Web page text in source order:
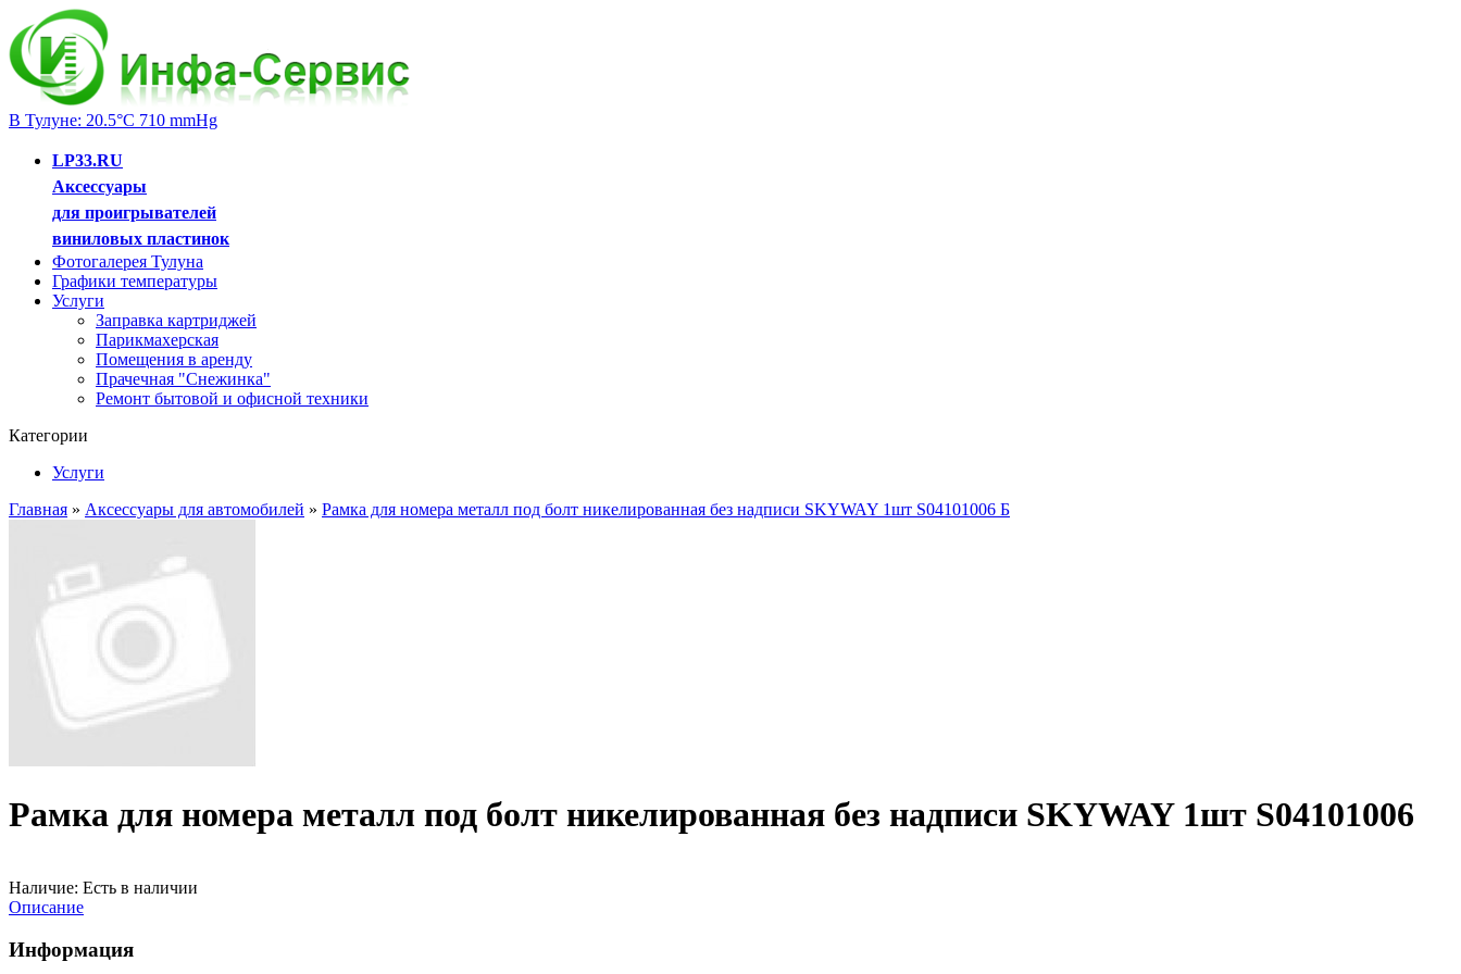
В Тулуне: 20.5°C 710 mmHg
LP33.RU
Аксессуары
для проигрывателей
виниловых пластинок
Фотогалерея Тулуна
Графики температуры
Услуги
Заправка картриджей
Парикмахерская
Помещения в аренду
Прачечная "Снежинка"
Ремонт бытовой и офисной техники
Категории
Услуги
Главная » Аксессуары для автомобилей » Рамка для номера металл под болт никелированная без надписи SKYWAY 1шт S04101006 Б
Рамка для номера металл под болт никелированная без надписи SKYWAY 1шт S04101006
Наличие: Есть в наличии
Описание
Информация